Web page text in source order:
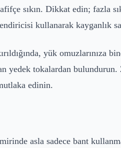
sıkın. Dikkat edin; fazla
kullanarak kayganlık
yük omuzlarınıza
yedek tokalardan
edinin.
asla sadece bant